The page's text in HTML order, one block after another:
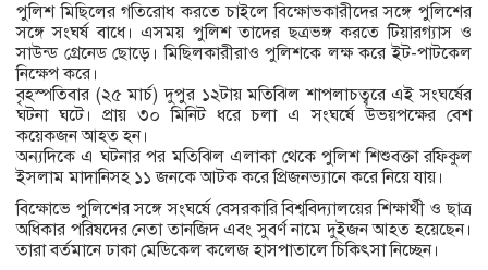
পুলিশ মিছিলের গতিরোধ করতে চাইলে বিক্ষোভকারীদের সঙ্গে পুলিশের
সঙ্গে সংঘর্ষ বাধে। এসময় পুলিশ তাদের ছত্রভঙ্গ করতে টিয়ারগ্যাস ও
সাউন্ড গ্রেনেড ছোড়ে। মিছিলকারীরাও পুলিশকে লক্ষ করে ইট-পাটকেল
নিক্ষেপ করে।
বৃহস্পতিবার (২৫ মার্চ) দুপুর ১২টায় মতিঝিল শাপলাচত্বরে এই সংঘর্ষের
ঘটনা ঘটে। প্রায় ৩০ মিনিট ধরে চলা এ সংঘর্ষে উভয়পক্ষের বেশ
কয়েকজন আহত হন।
অন্যদিকে এ ঘটনার পর মতিঝিল এলাকা থেকে পুলিশ শিশুবক্তা রফিকুল
ইসলাম মাদানিসহ ১১ জনকে আটক করে প্রিজনভ্যানে করে নিয়ে যায়।
বিক্ষোভে পুলিশের সঙ্গে সংঘর্ষে বেসরকারি বিশ্ববিদ্যালয়ের শিক্ষার্থী ও ছাত্র
অধিকার পরিষদের নেতা তানজিদ এবং সুবর্ণ নামে দুইজন আহত হয়েছেন।
তারা বর্তমানে ঢাকা মেডিকেল কলেজ হাসপাতালে চিকিৎসা নিচ্ছেন।